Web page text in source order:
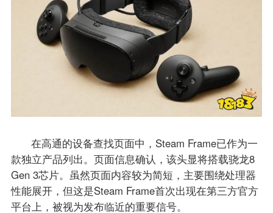
在高通的设备查找页面中，Steam Frame已作为一
款独立产品列出。页面信息确认，该头显将搭载骁龙8
Gen 3芯片。虽然页面内容较为简短，主要围绕处理器
性能展开，但这是Steam Frame首次出现在第三方官方
平台上，被视为发布临近的重要信号。